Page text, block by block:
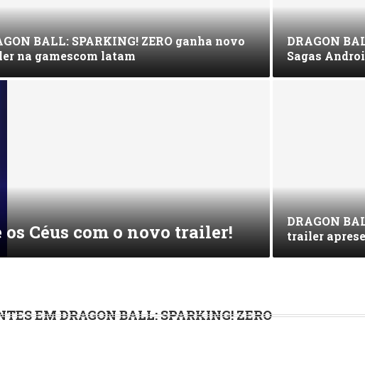
BALL: SPARKING! ZERO ganha novo
na gamescom latam
DRAGON
Sagas
os Céus com o novo trailer!
DRAGON
trailer
EM DRAGON BALL: SPARKING! ZERO